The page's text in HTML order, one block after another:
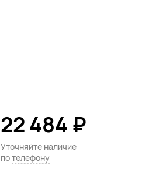
22 484 ₽
Уточняйте наличие
потелефону